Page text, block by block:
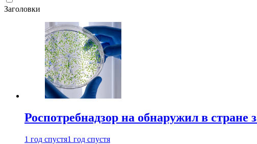
Заголовки
Роспотребнадзор на обнаружил в
1 год спустя1 год спустя